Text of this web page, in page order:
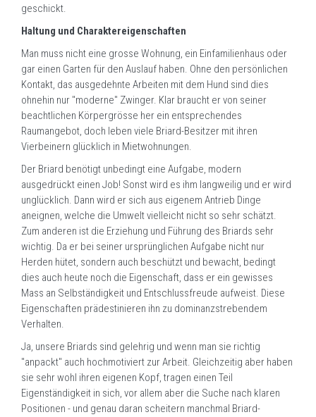
geschickt.
Haltung und Charaktereigenschaften
Man muss nicht eine grosse Wohnung, ein Einfamilienhaus oder
gar einen Garten für den Auslauf haben. Ohne den persönlichen
Kontakt, das ausgedehnte Arbeiten mit dem Hund sind dies
ohnehin nur "moderne" Zwinger. Klar braucht er von seiner
beachtlichen Körpergrösse her ein entsprechendes
Raumangebot, doch leben viele Briard-Besitzer mit ihren
Vierbeinern glücklich in Mietwohnungen.
Der Briard benötigt unbedingt eine Aufgabe, modern
ausgedrückt einen Job! Sonst wird es ihm langweilig und er wird
unglücklich. Dann wird er sich aus eigenem Antrieb Dinge
aneignen, welche die Umwelt vielleicht nicht so sehr schätzt.
Zum anderen ist die Erziehung und Führung des Briards sehr
wichtig. Da er bei seiner ursprünglichen Aufgabe nicht nur
Herden hütet, sondern auch beschützt und bewacht, bedingt
dies auch heute noch die Eigenschaft, dass er ein gewisses
Mass an Selbständigkeit und Entschlussfreude aufweist. Diese
Eigenschaften prädestinieren ihn zu dominanzstrebendem
Verhalten.
Ja, unsere Briards sind gelehrig und wenn man sie richtig
"anpackt" auch hochmotiviert zur Arbeit. Gleichzeitig aber haben
sie sehr wohl ihren eigenen Kopf, tragen einen Teil
Eigenständigkeit in sich, vor allem aber die Suche nach klaren
Positionen - und genau daran scheitern manchmal Briard-